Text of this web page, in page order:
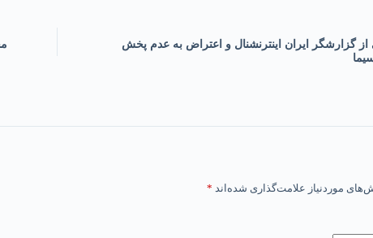
گزارشگر ایران اینترنشنال و اعتراض به عدم پخش
موردنیاز علامت‌گذاری شده‌اند *